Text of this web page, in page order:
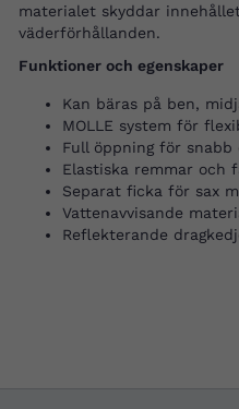
materialet skyddar
väderförhållanden.
Funktioner och egenskaper
Kan bäras på ben,
MOLLE system för
Full öppning för snabb
Elastiska remmar och
Separat ficka för sax
Vattenavvisande
Reflekterande